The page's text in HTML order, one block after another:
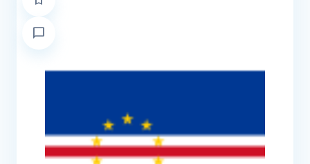
chat_bubble